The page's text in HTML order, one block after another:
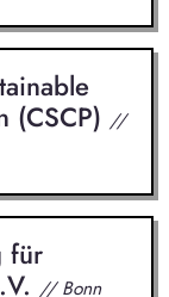
(CSCP) //
für
// Bonn